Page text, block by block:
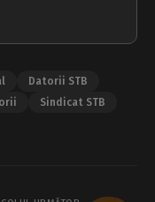
Datorii STB
Sindicat STB